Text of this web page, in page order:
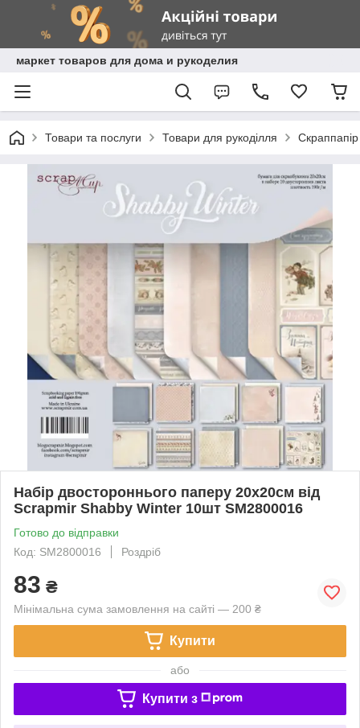
маркет товаров для дома и рукоделия
Товари та послуги Товари для рукоділля
Набір двостороннього паперу 20х20см від
Scrapmir Shabby Winter 10шт SM2800016
Готово до відправки
Код: SM2800016
Роздріб
83 ₴
Мінімальна сума замовлення на сайті — 200 ₴
Купити
або
Купити з